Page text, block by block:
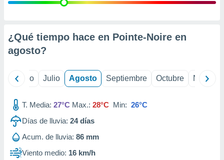
e
mediante
de
1199
¿Qué tiempo hace en Pointe-Noire en
agosto?
Junio Julio Agosto Septiembre Octubre
T. Media: 27°C Max.: 28°C Min: 26°C
Días de lluvia: 24días
Acum. de lluvia: 86 mm
Viento medio: 16 km/h